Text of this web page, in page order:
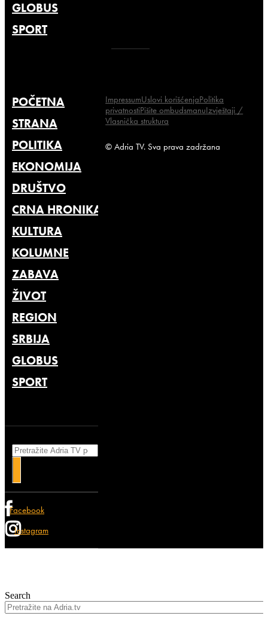
GLOBUS
SPORT
POČETNA
STRANA
POLITIKA
EKONOMIJA
DRUŠTVO
CRNA HRONIKA
KULTURA
KOLUMNE
ZABAVA
ŽIVOT
REGION
SRBIJA
GLOBUS
SPORT
Facebook
Instagram
ImpressumUslovi korišćenjaPolitika
privatnostiPišite ombudsmanuIzvještaji /
Vlasnička struktura
© Adria TV. Sva prava zadržana
Search